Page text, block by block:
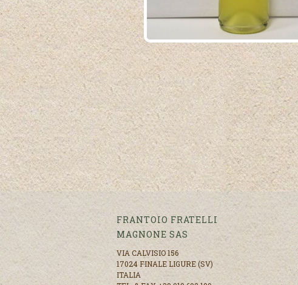
FRANTOIO FRATELLI
MAGNONE SAS
VIA CALVISIO 156
17024 FINALE LIGURE (SV)
ITALIA